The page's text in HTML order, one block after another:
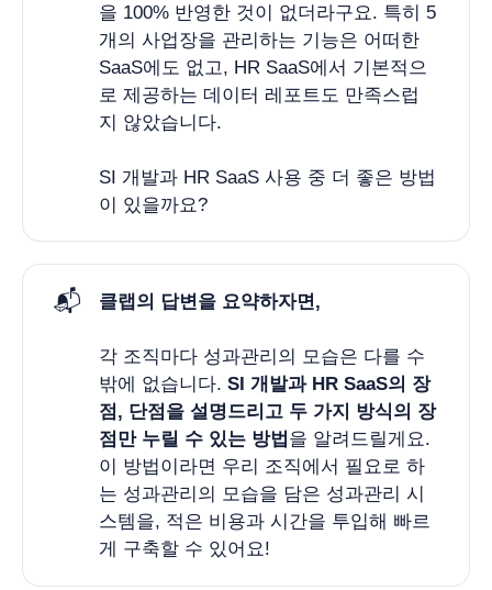
을 100% 반영한 것이 없더라구요. 특히 5
개의 사업장을 관리하는 기능은 어떠한
SaaS에도 없고, HR SaaS에서 기본적으
로 제공하는 데이터 레포트도 만족스럽
지 않았습니다.
SI 개발과 HR SaaS 사용 중 더 좋은 방법
이 있을까요?
📬 클랩의 답변을 요약하자면,
각 조직마다 성과관리의 모습은 다를 수
밖에 없습니다.SI 개발과 HR SaaS의 장
점, 단점을 설명드리고 두 가지 방식의 장
점만 누릴 수 있는 방법 을 알려드릴게요.
이 방법이라면 우리 조직에서 필요로 하
는 성과관리의 모습을 담은 성과관리 시
스템을, 적은 비용과 시간을 투입해 빠르
게 구축할 수 있어요!